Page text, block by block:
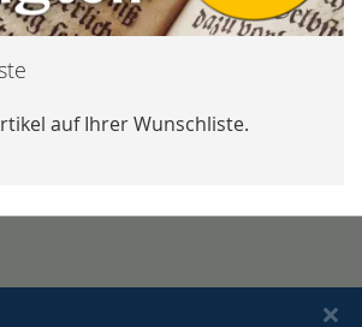
auf Ihrer Wunschliste.